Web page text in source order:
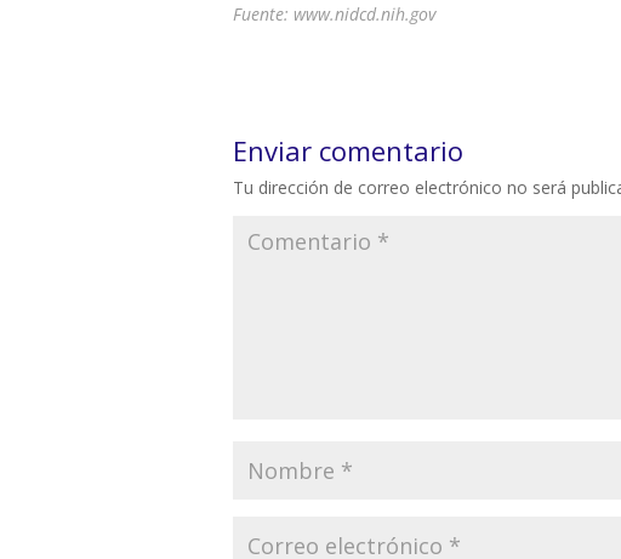
Fuente: www.nidcd.nih.gov
Enviar comentario
Tu dirección de correo electrónico no será